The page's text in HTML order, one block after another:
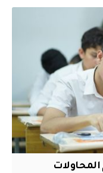
المحاولات